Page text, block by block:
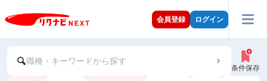
会員登録 ログイン
職種・キーワードから探す
条件保存